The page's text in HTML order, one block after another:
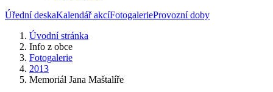
Úřední deskaKalendář akcíFotogalerieProvozní doby
Úvodní stránka
Info z obce
Fotogalerie
2013
Memoriál Jana Maštalíře